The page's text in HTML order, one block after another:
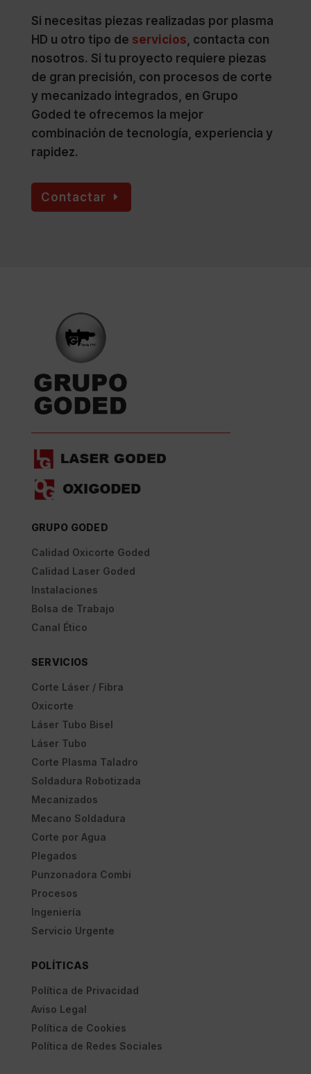
Si necesitas piezas realizadas por plasma
HD u otro tipo de servicios , contacta con
nosotros. Si tu proyecto requiere piezas
de gran precisión, con procesos de corte
y mecanizado integrados, en Grupo
Goded te ofrecemos la mejor
combinación de tecnología, experiencia y
rapidez.
Contactar
GRUPO GODED
Calidad Oxicorte Goded
Calidad Laser Goded
Instalaciones
Bolsa de Trabajo
Canal Ético
SERVICIOS
Corte Láser / Fibra
Oxicorte
Láser Tubo Bisel
Láser Tubo
Corte Plasma Taladro
Soldadura Robotizada
Mecanizados
Mecano Soldadura
Corte por Agua
Plegados
Punzonadora Combi
Procesos
Ingeniería
Servicio Urgente
POLÍTICAS
Política de Privacidad
Aviso Legal
Política de Cookies
Política de Redes Sociales